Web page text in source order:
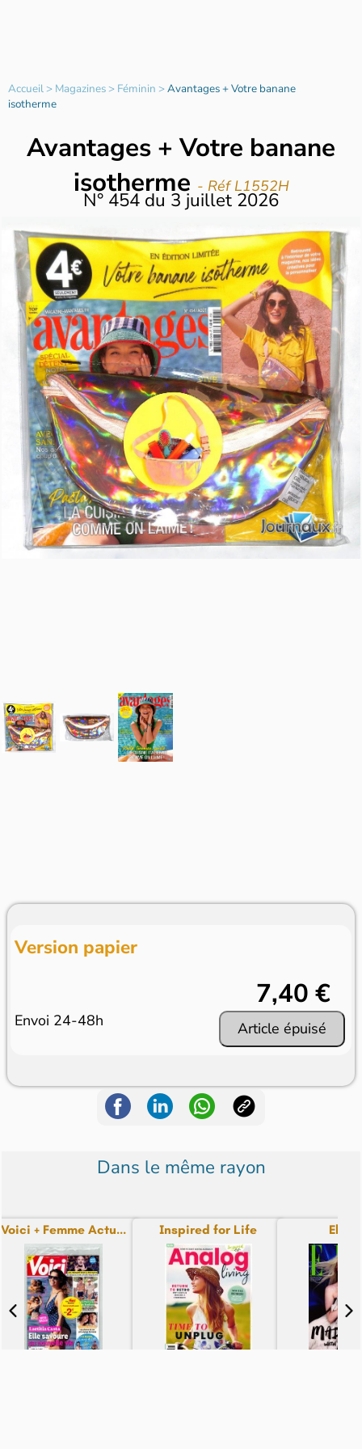
Accueil> Magazines> Féminin >Avantages + Votre banane
isotherme
Avantages + Votre banane
isotherme - Réf L1552H
N° 454du 3 juillet 2026
Version papier
Envoi 24-48h
7,40 €
Article épuisé
Dans le même rayon
Voici + Femme Actu... Inspired for Life Elle